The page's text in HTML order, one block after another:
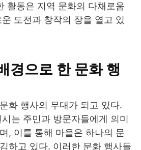
활동은 지역 문화의 다채로움
도전과 창작의 장을 열고 있
경으로 한 문화 행
화 행사의 무대가 되고 있다.
는 주민과 방문자들에게 의미
, 이를 통해 마을은 하나의 문
하고 있다. 이러한 문화 행사들